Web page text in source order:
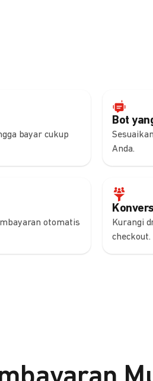
bayar cukup
Bot
Anda.
otomatis
Kurangi
checkout.